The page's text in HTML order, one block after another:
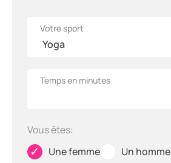
Votre sport
Temps en minutes
Vous êtes:
✓ Une femme Un homme